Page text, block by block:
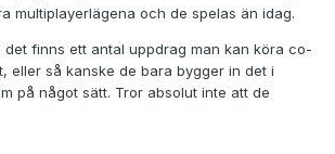
multiplayerlägena och de spelas än idag.
det finns ett antal uppdrag man kan köra co-
eller så kanske de bara bygger in det i
på något sätt. Tror absolut inte att de